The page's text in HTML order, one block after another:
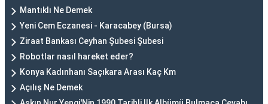
Mantıklı Ne Demek
Yeni Cem Eczanesi - Karacabey (Bursa)
Ziraat Bankası Ceyhan Şubesi Şubesi
Robotlar nasıl hareket eder?
Konya Kadınhanı Saçıkara Arası Kaç Km
Açılış Ne Demek